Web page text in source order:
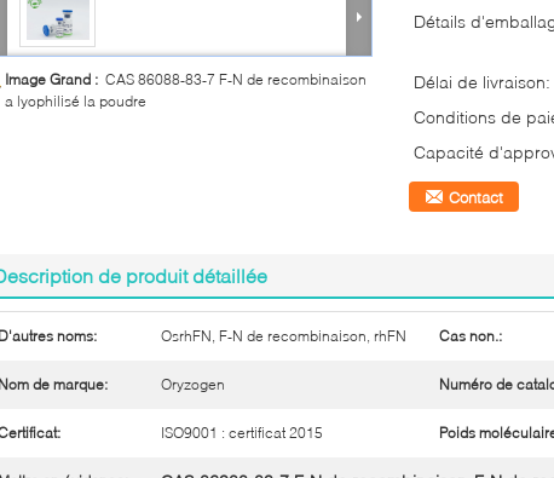
Image Grand : CAS 86088-83-7 F-N de recombinaison
a lyophilisé la poudre
Détails
Délai de livraison:
Conditions de
Capacité
Contact
de produit détaillée
noms: OsrhFN, F-N de recombinaison, rhFN Cas non.:
de marque: Oryzogen Numéro de
ISO9001 : certificat 2015 Poids